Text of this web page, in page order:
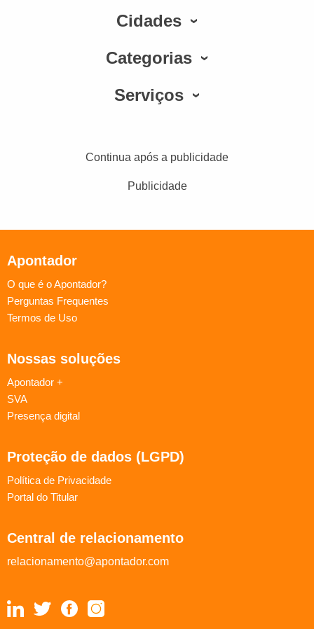
Cidades
Categorias
Serviços
Continua após a publicidade
Publicidade
Apontador
O que é o Apontador?
Perguntas Frequentes
Termos de Uso
Nossas soluções
Apontador +
SVA
Presença digital
Proteção de dados (LGPD)
Política de Privacidade
Portal do Titular
Central de relacionamento
relacionamento@apontador.com